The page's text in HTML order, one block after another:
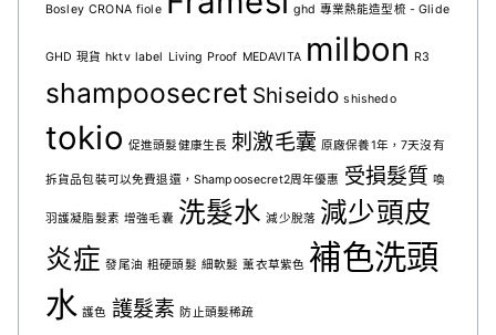
Bosley CRONA fiole ghd 專業熱能造型梳 - Glide
GHD 現貨 hktv label Living Proof MEDAVITA milbon R3
shampoosecret Shiseido shishedo
tokio 促進頭髮健康生長 刺激毛囊 原廠保養1年，7天沒有
拆貨品包裝可以免費退還，Shampoosecret2周年優惠 受損髮質 喚
羽護凝脂髮素 增強毛囊 洗髮水 減少脫落 減少頭皮
炎症 發尾油 粗硬頭髮 細軟髮 薰衣草紫色 補色洗頭
水 護色 護髮素 防止頭髮稀疏